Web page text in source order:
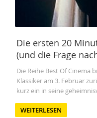
Die ersten 20
(und die Frage
Die Reihe Best Of Cinema
Klassiker am 3. Februar
kurz ein in seine
WEITERLESEN